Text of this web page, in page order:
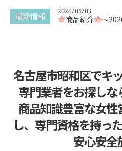
最新情報 2026/05/03
商品紹介 〜
2025/12/29
給湯器交換はどこ
2025/12/22
給湯器の追い焚き
2026/05/17
新商品 カスタムバ
名古屋市昭和区でキ
専門業者をお探しな
商品知識豊富な女
し、専門資格を持っ
安心安全